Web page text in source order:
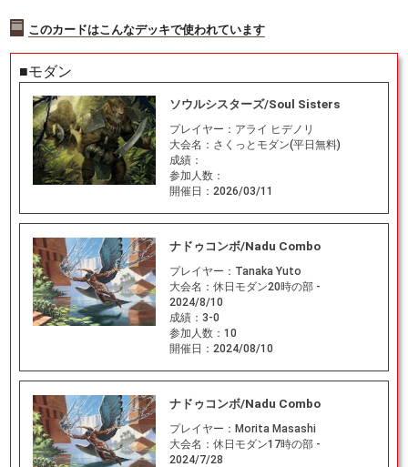
このカードはこんなデッキで使われています
■モダン
ソウルシスターズ/Soul Sisters
プレイヤー： アライ ヒデノリ
大会名： さくっとモダン(平日無料)
成績：
参加人数：
開催日： 2026/03/11
ナドゥコンボ/Nadu Combo
プレイヤー： Tanaka Yuto
大会名： 休日モダン20時の部 -
2024/8/10
成績： 3-0
参加人数： 10
開催日： 2024/08/10
ナドゥコンボ/Nadu Combo
プレイヤー： Morita Masashi
大会名： 休日モダン17時の部 -
2024/7/28